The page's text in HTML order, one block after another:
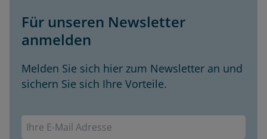
Für unseren Newsletter
anmelden
Melden Sie sich hier zum Newsletter an und
sichern Sie sich Ihre Vorteile.